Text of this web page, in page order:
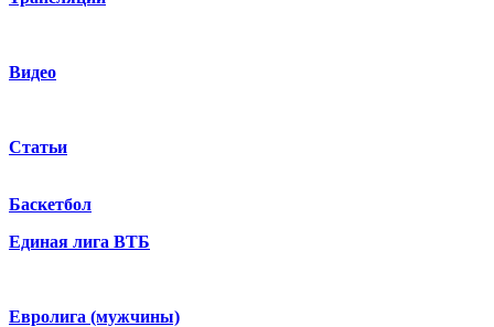
Видео
Статьи
Баскетбол
Единая лига ВТБ
Евролига (мужчины)